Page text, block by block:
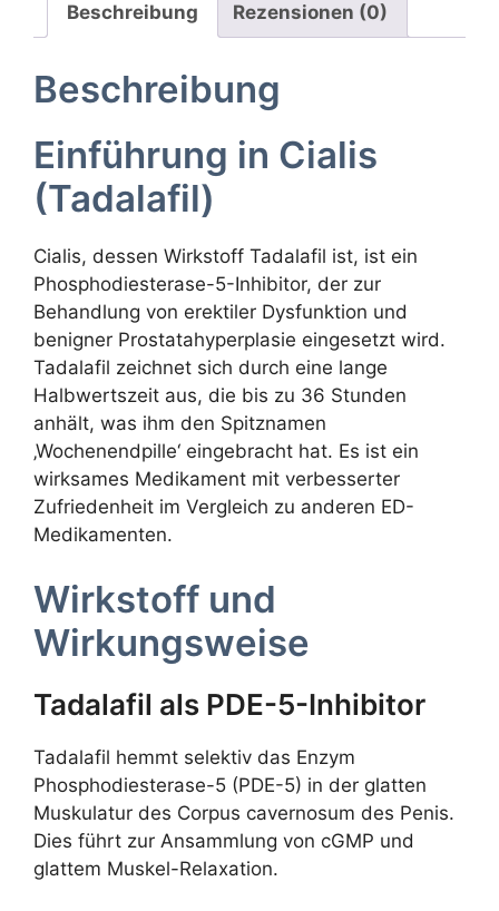
Beschreibung Rezensionen (0)
Beschreibung
Einführung in Cialis
(Tadalafil)
Cialis, dessen Wirkstoff Tadalafil ist, ist ein
Phosphodiesterase-5-Inhibitor, der zur
Behandlung von erektiler Dysfunktion und
benigner Prostatahyperplasie eingesetzt wird.
Tadalafil zeichnet sich durch eine lange
Halbwertszeit aus, die bis zu 36 Stunden
anhält, was ihm den Spitznamen
‚Wochenendpille‘ eingebracht hat. Es ist ein
wirksames Medikament mit verbesserter
Zufriedenheit im Vergleich zu anderen ED-
Medikamenten.
Wirkstoff und
Wirkungsweise
Tadalafil als PDE-5-Inhibitor
Tadalafil hemmt selektiv das Enzym
Phosphodiesterase-5 (PDE-5) in der glatten
Muskulatur des Corpus cavernosum des Penis.
Dies führt zur Ansammlung von cGMP und
glattem Muskel-Relaxation.